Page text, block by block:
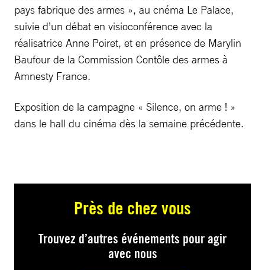
pays fabrique des armes », au cnéma Le Palace,
suivie d’un débat en visioconférence avec la
réalisatrice Anne Poiret, et en présence de Marylin
Baufour de la Commission Contôle des armes à
Amnesty France.
Exposition de la campagne « Silence, on arme ! »
dans le hall du cinéma dès la semaine précédente.
Près de chez vous
Trouvez d’autres événements pour agir
avec nous